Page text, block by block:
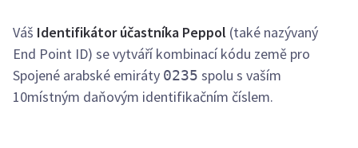
Váš Identifikátor účastníka Peppol (také nazývaný
End Point ID) se vytváří kombinací kódu země pro
Spojené arabské emiráty 0235 spolu s vaším
10místným daňovým identifikačním číslem.